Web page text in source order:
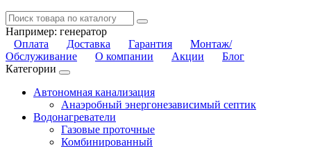
Например: генератор
Оплата
Доставка Гарантия
Монтаж/
Обслуживание
О компании Акции
Блог
Категории
Автономная канализация
Анаэробный энергонезависимый септик
Водонагреватели
Газовые проточные
Комбинированный